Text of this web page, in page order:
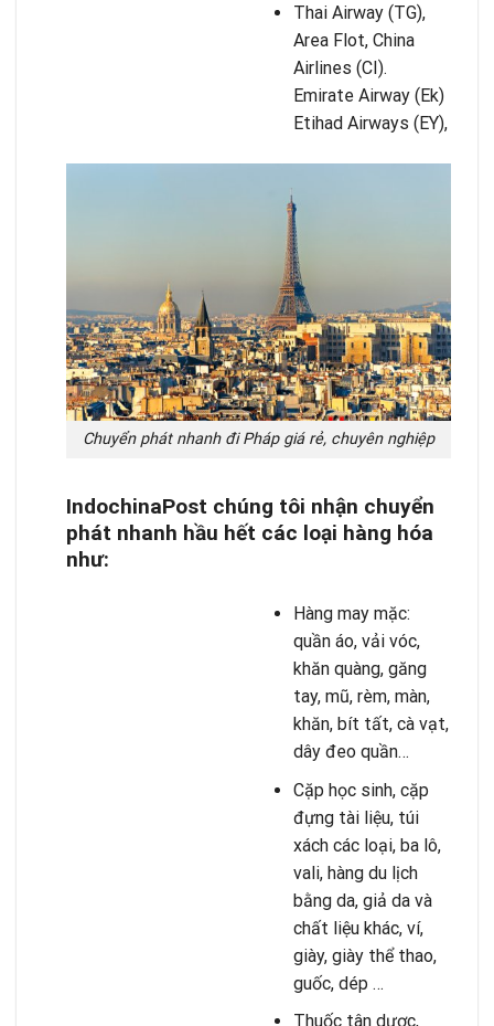
Thai Airway (TG),
Area Flot, China
Airlines (CI).
Emirate Airway (Ek)
Etihad Airways (EY),
Chuyển phát nhanh đi Pháp giá rẻ, chuyên nghiệp
IndochinaPost chúng tôi nhận chuyển
phát nhanh hầu hết các loại hàng hóa
như:
Hàng may mặc:
quần áo, vải vóc,
khăn quàng, găng
tay, mũ, rèm, màn,
khăn, bít tất, cà vạt,
dây đeo quần…
Cặp học sinh, cặp
đựng tài liệu, túi
xách các loại, ba lô,
vali, hàng du lịch
bằng da, giả da và
chất liệu khác, ví,
giày, giày thể thao,
guốc, dép …
Thuốc tân dược,